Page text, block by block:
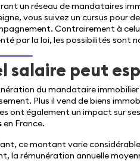
un réseau de mandataires
vous suivez un cursus pour
Contrairement à
par la loi, les possibilités sont
salaire peut
du mandataire
Plus il vend de biens
ont également un impact sur
en France.
ce montant varie
la rémunération annuelle